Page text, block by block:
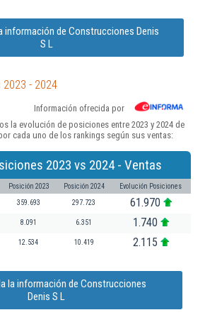
información de Construcciones Denis
S L
- 2024
Información ofrecida por
la evolución de posiciones entre 2023 y 2024 de
cada uno de los rankings según sus ventas:
2023 vs 2024 - Ventas
Posición 2023 Posición 2024 Evolución Posiciones
359.693 297.723 61.970
8.091 6.351 1.740
12.534 10.419 2.115
la información de Construcciones
Denis S L